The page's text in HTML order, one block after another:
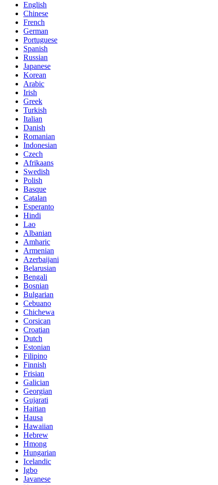
English
Chinese
French
German
Portuguese
Spanish
Russian
Japanese
Korean
Arabic
Irish
Greek
Turkish
Italian
Danish
Romanian
Indonesian
Czech
Afrikaans
Swedish
Polish
Basque
Catalan
Esperanto
Hindi
Lao
Albanian
Amharic
Armenian
Azerbaijani
Belarusian
Bengali
Bosnian
Bulgarian
Cebuano
Chichewa
Corsican
Croatian
Dutch
Estonian
Filipino
Finnish
Frisian
Galician
Georgian
Gujarati
Haitian
Hausa
Hawaiian
Hebrew
Hmong
Hungarian
Icelandic
Igbo
Javanese